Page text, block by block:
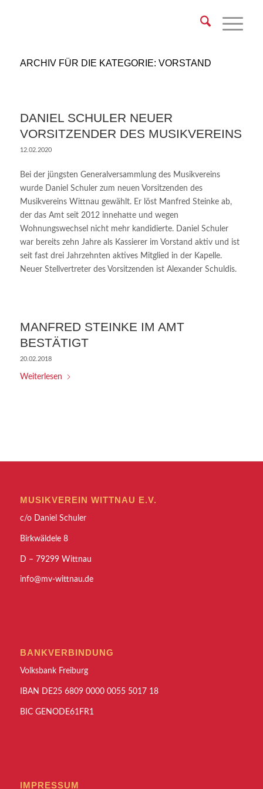
ARCHIV FÜR DIE KATEGORIE: VORSTAND
DANIEL SCHULER NEUER
VORSITZENDER DES MUSIKVEREINS
12.02.2020
Bei der jüngsten Generalversammlung des Musikvereins
wurde Daniel Schuler zum neuen Vorsitzenden des
Musikvereins Wittnau gewählt. Er löst Manfred Steinke ab,
der das Amt seit 2012 innehatte und wegen
Wohnungswechsel nicht mehr kandidierte. Daniel Schuler
war bereits zehn Jahre als Kassierer im Vorstand aktiv und ist
seit fast drei Jahrzehnten aktives Mitglied in der Kapelle.
Neuer Stellvertreter des Vorsitzenden ist Alexander Schuldis.
MANFRED STEINKE IM AMT
BESTÄTIGT
20.02.2018
Weiterlesen
MUSIKVEREIN WITTNAU E.V.
c/o Daniel Schuler
Birkwäldele 8
D – 79299 Wittnau
info@mv-wittnau.de
BANKVERBINDUNG
Volksbank Freiburg
IBAN DE25 6809 0000 0055 5017 18
BIC GENODE61FR1
IMPRESSUM